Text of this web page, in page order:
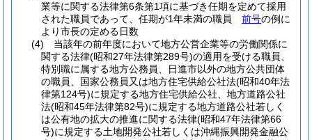
業等に関する法律第6条第1項に基づき任期を定めて採用
された職員であって、任期が1年未満の職員 前号の例に
より市長の定める日数
(4)
当該年の前年度において地方公営企業等の労働関係に
関する法律(昭和27年法律第289号)の適用を受ける職員、
特別職に属する地方公務員、日進市以外の地方公共団体
の職員、国家公務員又は地方住宅供給公社法(昭和40年法
律第124号)に規定する地方住宅供給公社、地方道路公社
法(昭和45年法律第82号)に規定する地方道路公社若しく
は公有地の拡大の推進に関する法律(昭和47年法律第66
号)に規定する土地開発公社若しくは沖縄振興開発金融公